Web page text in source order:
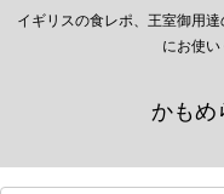
イギリスの食レポ、王室御用
にお使
かも